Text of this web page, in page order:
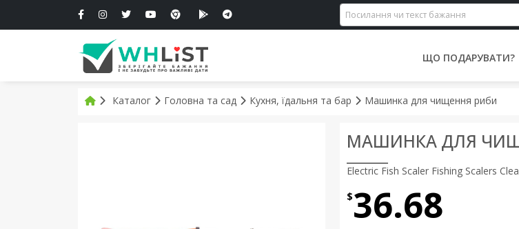
ЩО ПОДАРУВАТИ?
Каталог Головна та сад Кухня, їдальня та бар Машинка для чищення риби
МАШИНКА ДЛЯ
Electric Fish Scaler Fishing Scalers
$36.68